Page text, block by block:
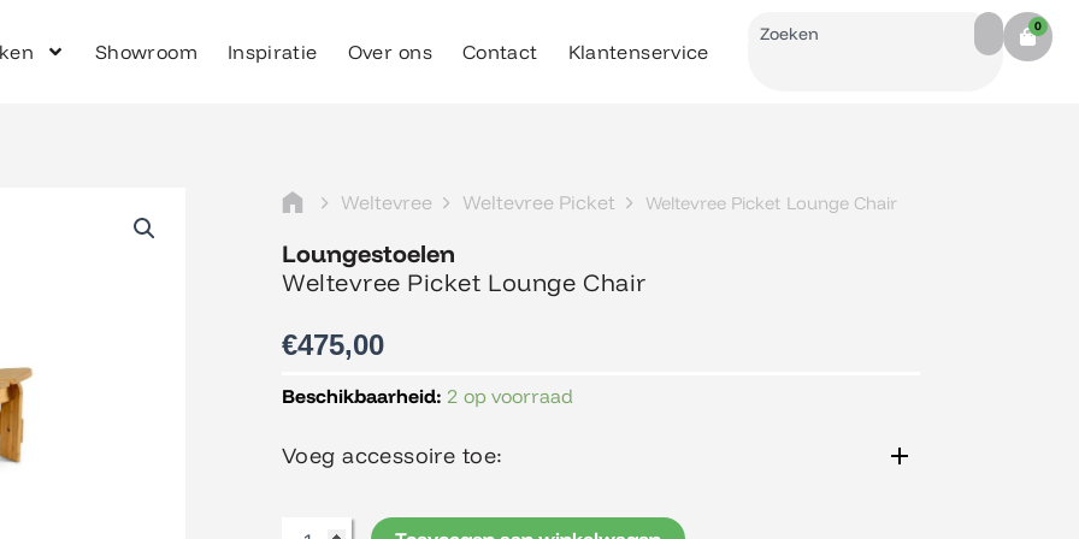
Showroom Inspiratie Over ons Contact Klantenservice
Search 0
Cart
Weltevree Weltevree Picket Weltevree Picket Lounge Chair
Loungestoelen
Weltevree Picket Lounge Chair
€475,00
Beschikbaarheid: 2 op voorraad
Voeg accessoire toe:
Weltevree
Chair